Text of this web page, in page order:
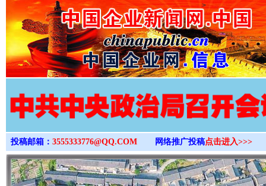
>
投稿邮箱： 3555333776@QQ.COM 网络推广投稿点击进入>>>